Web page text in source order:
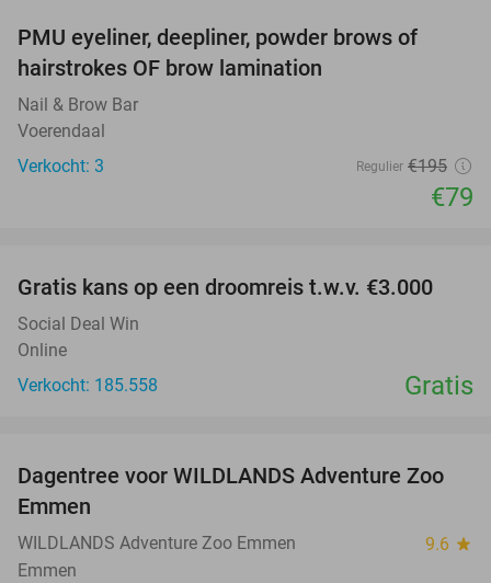
PMU eyeliner, deepliner, powder brows of
hairstrokes OF brow lamination
Nail & Brow Bar
Voerendaal
Verkocht: 3
Regulier €195
€79
Gratis kans op een droomreis t.w.v. €3.000
Social Deal Win
Online
Verkocht: 185.558
Gratis
24%
Dagentree voor WILDLANDS Adventure Zoo
Emmen
WILDLANDS Adventure Zoo Emmen 9.6 star
Emmen